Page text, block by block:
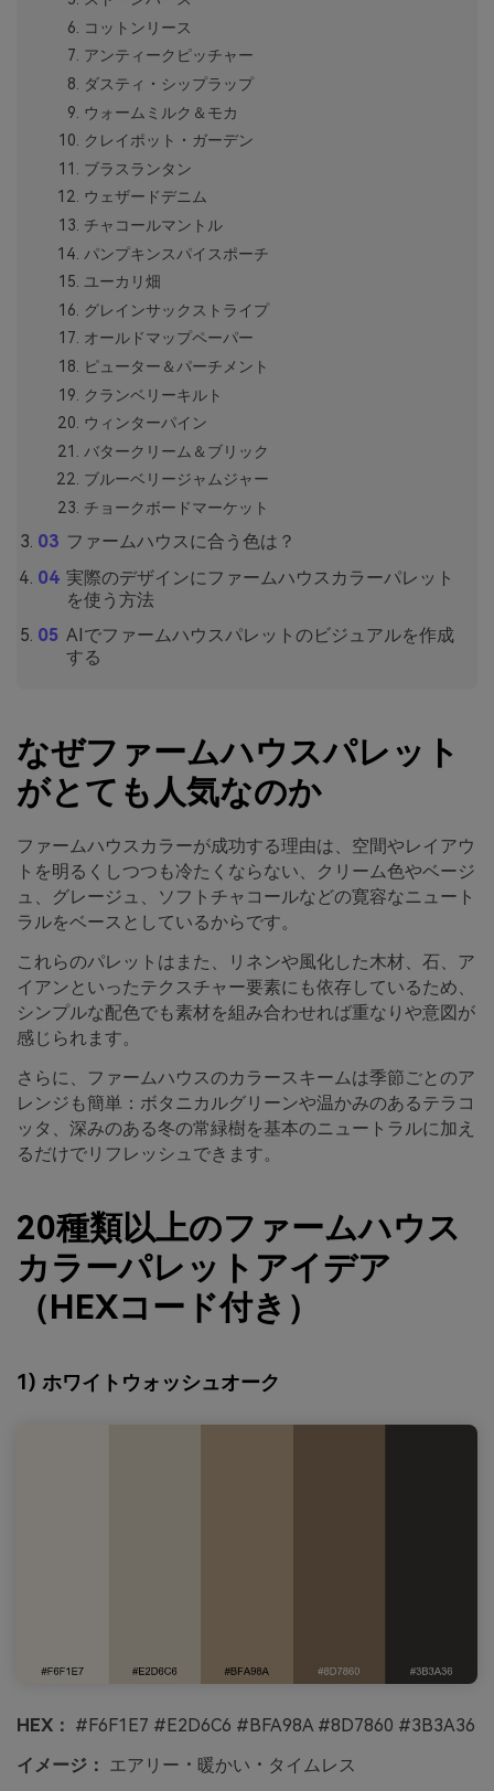
コットンリース
アンティークピッチャー
ダスティ・シップラップ
ウォームミルク＆モカ
クレイポット・ガーデン
ブラスランタン
ウェザードデニム
チャコールマントル
パンプキンスパイスポーチ
ユーカリ畑
グレインサックストライプ
オールドマップペーパー
ピューター＆パーチメント
クランベリーキルト
ウィンターパイン
バタークリーム＆ブリック
ブルーベリージャムジャー
チョークボードマーケット
ファームハウスに合う色は？
実際のデザインにファームハウスカラーパレット
を使う方法
AIでファームハウスパレットのビジュアルを作成
する
なぜファームハウスパレット
がとても人気なのか
ファームハウスカラーが成功する理由は、空間やレイアウ
トを明るくしつつも冷たくならない、クリーム色やベージ
ュ、グレージュ、ソフトチャコールなどの寛容なニュート
ラルをベースとしているからです。
これらのパレットはまた、リネンや風化した木材、石、ア
イアンといったテクスチャー要素にも依存しているため、
シンプルな配色でも素材を組み合わせれば重なりや意図が
感じられます。
さらに、ファームハウスのカラースキームは季節ごとのア
レンジも簡単：ボタニカルグリーンや温かみのあるテラコ
ッタ、深みのある冬の常緑樹を基本のニュートラルに加え
るだけでリフレッシュできます。
20種類以上のファームハウス
カラーパレットアイデア
（HEXコード付き）
1) ホワイトウォッシュオーク
HEX： #F6F1E7 #E2D6C6 #BFA98A #8D7860 #3B3A36
イメージ： エアリー・暖かい・タイムレス